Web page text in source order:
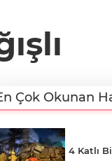
Çok Okunan
4 Katlı